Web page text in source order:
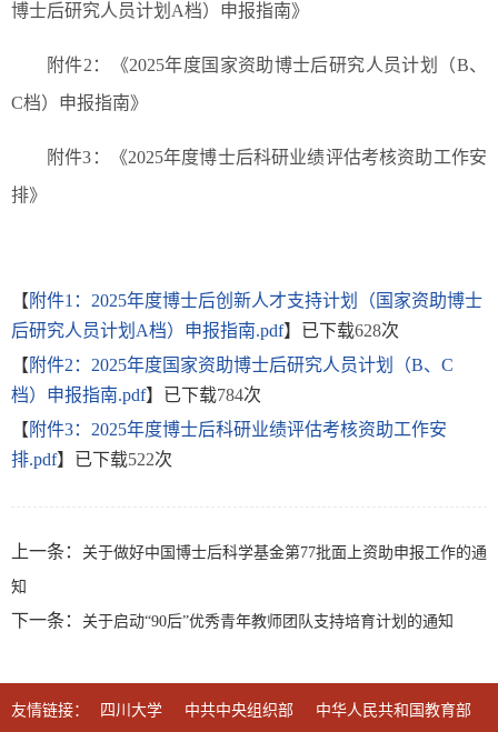
博士后研究人员计划A档）申报指南》
附件2：《2025年度国家资助博士后研究人员计划（B、
C档）申报指南》
附件3：《2025年度博士后科研业绩评估考核资助工作安
排》
【 附件1：2025年度博士后创新人才支持计划（国家资助博士
后研究人员计划A档）申报指南.pdf】已下载628次
【 附件2：2025年度国家资助博士后研究人员计划（B、C
档）申报指南.pdf】已下载784次
【 附件3：2025年度博士后科研业绩评估考核资助工作安
排.pdf】已下载522次
上一条： 关于做好中国博士后科学基金第77批面上资助申报工作的通
知
下一条： 关于启动“90后”优秀青年教师团队支持培育计划的通知
友情链接： 四川大学 中共中央组织部 中华人民共和国教育部